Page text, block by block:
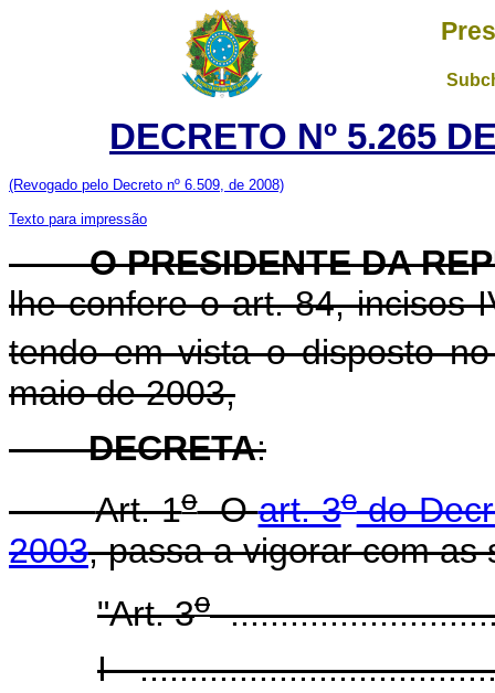
DECRETO Nº 5.265
(Revogado pelo Decreto nº 6.509, de 2008)
Texto para impressão
O PRESIDENTE DA
lhe confere o art. 84, incisos
tendo em vista o disposto
maio de 2003,
DECRETA:
Art. 1oOart. 3odo
2003, passa a vigorar com as
"Art. 3o
I -